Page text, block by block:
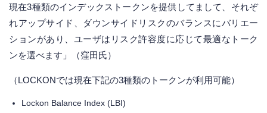
現在3種類のインデックストークンを提供してまして、それぞ
れアップサイド、ダウンサイドリスクのバランスにバリエー
ションがあり、ユーザはリスク許容度に応じて最適なトーク
ンを選べます」（窪田氏）
（LOCKONでは現在下記の3種類のトークンが利用可能）
Lockon Balance Index (LBI)